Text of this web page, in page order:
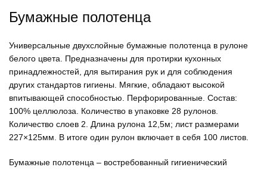
Бумажные полотенца
Универсальные двухслойные бумажные полотенца в рулоне
белого цвета. Предназначены для протирки кухонных
принадлежностей, для вытирания рук и для соблюдения
других стандартов гигиены. Мягкие, обладают высокой
впитывающей способностью. Перфорированные. Состав:
100% целлюлоза. Количество в упаковке 28 рулонов.
Количество слоев 2. Длина рулона 12,5м; лист размерами
227×125мм. В итоге один рулон включает в себя 100 листов.
Бумажные полотенца – востребованный гигиенический